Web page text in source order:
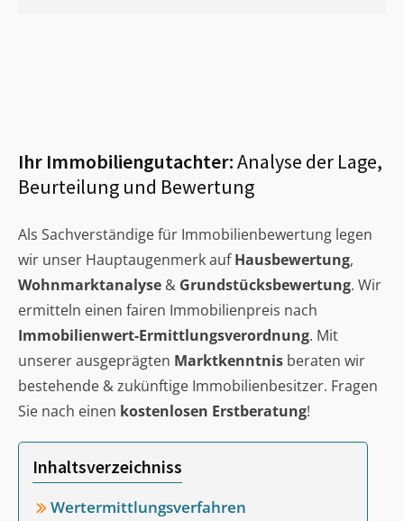
Ihr Immobiliengutachter:Analyse der Lage,
Beurteilung und Bewertung
Als Sachverständige für Immobilienbewertung legen
wir unser Hauptaugenmerk aufHausbewertung,
Wohnmarktanalyse & Grundstücksbewertung. Wir
ermitteln einen fairen Immobilienpreis nach
Immobilienwert-Ermittlungsverordnung. Mit
unserer ausgeprägten Marktkenntnis beraten wir
bestehende & zukünftige Immobilienbesitzer. Fragen
Sie nach einen kostenlosen Erstberatung!
Inhaltsverzeichniss
Wertermittlungsverfahren